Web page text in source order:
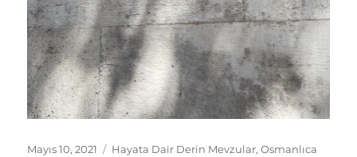
Yayın
Mayıs 10, 2021 Kategoriler
Hayata Dair Derin Mevzular,Osmanlıca